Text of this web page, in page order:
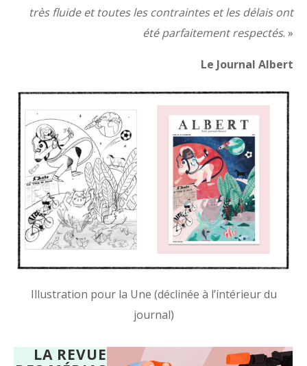
très fluide et toutes les contraintes et les délais ont
été parfaitement respectés. »
Le Journal Albert
Illustration pour la Une (déclinée à l’intérieur du
journal)
LA REVUE